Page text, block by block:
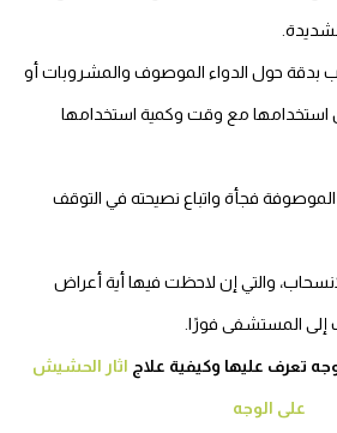
بدقة حول الدواء الموصوف والمشروبات أو
استخدامها مع وقت وكمية استخدامها
الموصوفة فجأة واتباع نصيحته في التوقف
والتي إن لاحظت فيها أية أعراض
إلى المستشفى فورًا.
تعرف عليها وكيفية علاج اثار الحشيش
على الوجه